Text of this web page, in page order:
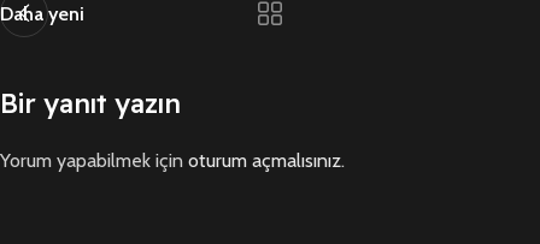
Daha yeni
Bir yanıt yazın
Yorum yapabilmek için oturum açmalısınız.